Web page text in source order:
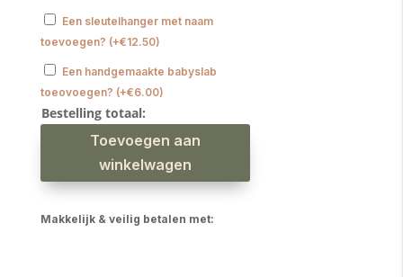
Een sleutelhanger met naam
toevoegen? (+€12.50)
Een handgemaakte babyslab
toeovoegen? (+€6.00)
Bestelling totaal:
Kraamcadeau
regenrammelaar
blauw
aantal
Toevoegen aan
winkelwagen
Makkelijk & veilig betalen met: